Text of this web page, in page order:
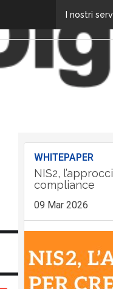
I nostri
WHITEPAPER
NIS2,
compliance
09 Mar 2026